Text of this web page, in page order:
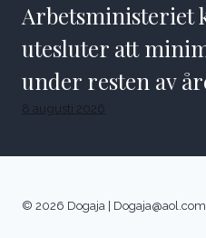
Arbetsministeriet
utesluter att
under resten av
8 augusti 2026
© 2026 Dogaja | Dogaja@aol.com